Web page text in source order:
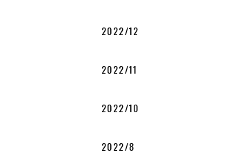
2022/12
2022/11
2022/10
2022/8